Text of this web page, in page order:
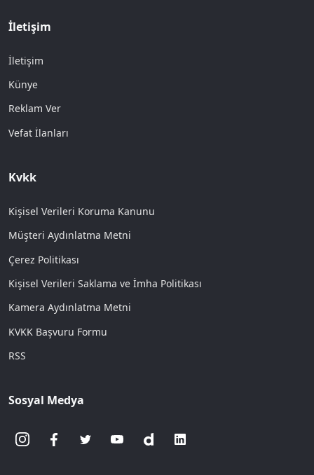
İletişim
İletişim
Künye
Reklam Ver
Vefat İlanları
Kvkk
Kişisel Verileri Koruma Kanunu
Müşteri Aydınlatma Metni
Çerez Politikası
Kişisel Verileri Saklama ve İmha Politikası
Kamera Aydınlatma Metni
KVKK Başvuru Formu
RSS
Sosyal Medya